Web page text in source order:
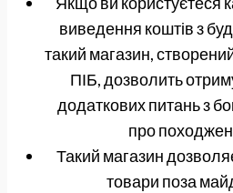
виведення коштів з
такий магазин,
ПІБ, дозволить
додаткових питань з
про
Такий магазин
товари поза